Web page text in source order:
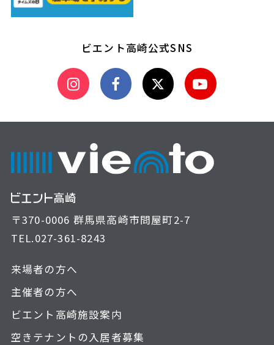
ビエント高崎公式SNS
〒370-0006 群馬県高崎市問屋町2-7
TEL.027-361-8243
来場者の方へ
主催者の方へ
ビエント高崎施設案内
空きテナントの入居者募集